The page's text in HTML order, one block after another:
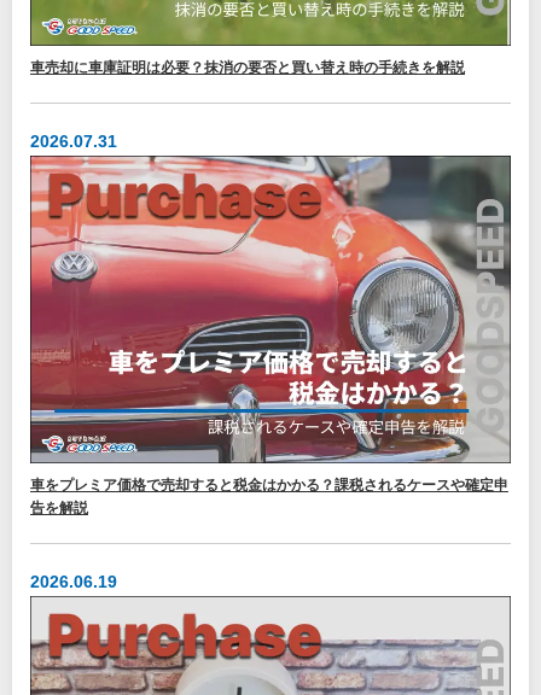
車売却に車庫証明は必要？抹消の要否と買い替え時の手続きを解説
2026.07.31
車をプレミア価格で売却すると税金はかかる？課税されるケースや確定申
告を解説
2026.06.19